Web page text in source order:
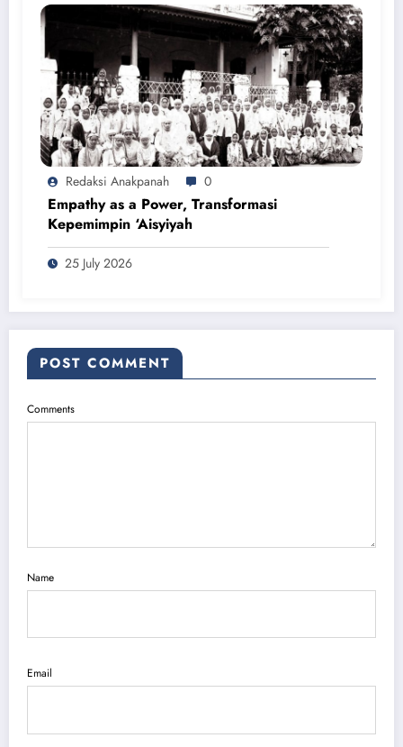
Redaksi Anakpanah 0
Empathy as a Power, Transformasi
Kepemimpin ‘Aisyiyah
25 July 2026
POST COMMENT
Comments
Name
Email